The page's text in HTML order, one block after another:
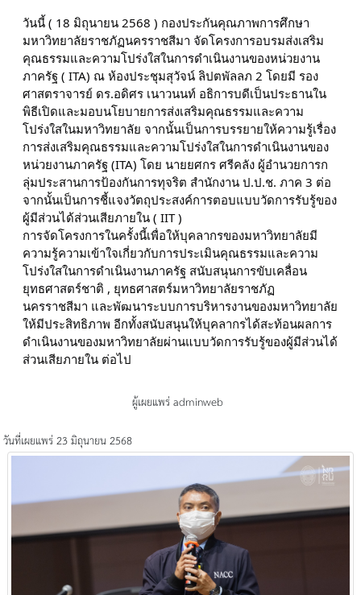
วันนี้ ( 18 มิถุนายน 2568 ) กองประกันคุณภาพการศึกษา
มหาวิทยาลัยราชภัฏนครราชสีมา จัดโครงการอบรมส่งเสริม
คุณธรรมและความโปร่งใสในการดำเนินงานของหน่วยงาน
ภาครัฐ ( ITA) ณ ห้องประชุมสุวัจน์ ลิปตพัลลภ 2 โดยมี รอง
ศาสตราจารย์ ดร.อดิศร เนาวนนท์ อธิการบดีเป็นประธานใน
พิธีเปิดและมอบนโยบายการส่งเสริมคุณธรรมและความ
โปร่งใสในมหาวิทยาลัย จากนั้นเป็นการบรรยายให้ความรู้เรื่อง
การส่งเสริมคุณธรรมและความโปร่งใสในการดำเนินงานของ
หน่วยงานภาครัฐ (ITA) โดย นายยศกร ศรีคลัง ผู้อำนวยการก
ลุ่มประสานการป้องกันการทุจริต สำนักงาน ป.ป.ช. ภาค 3 ต่อ
จากนั้นเป็นการชี้แจงวัตถุประสงค์การตอบแบบวัดการรับรู้ของ
ผู้มีส่วนได้ส่วนเสียภายใน ( IIT )
การจัดโครงการในครั้งนี้เพื่อให้บุคลากรของมหาวิทยาลัยมี
ความรู้ความเข้าใจเกี่ยวกับการประเมินคุณธรรมและความ
โปร่งใสในการดำเนินงานภาครัฐ สนับสนุนการขับเคลื่อน
ยุทธศาสตร์ชาติ , ยุทธศาสตร์มหาวิทยาลัยราชภัฏ
นครราชสีมา และพัฒนาระบบการบริหารงานของมหาวิทยาลัย
ให้มีประสิทธิภาพ อีกทั้งสนับสนุนให้บุคลากรได้สะท้อนผลการ
ดำเนินงานของมหาวิทยาลัยผ่านแบบวัดการรับรู้ของผู้มีส่วนได้
ส่วนเสียภายใน ต่อไป
วันที่เผยแพร่ 23 มิถุนายน 2568
ผู้เผยแพร่ adminweb